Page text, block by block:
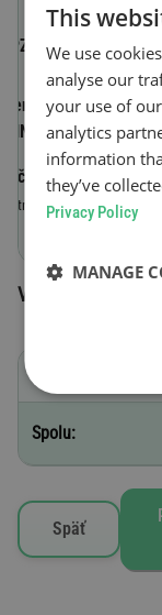
ŠPZ
Identifikačné číslo
(VIN)
Začiatok platnosti
Platná do 23:59 hod. v deň
Vybrané známky
Spolu:
Späť
This
We use
analyse our
your use of
analytics
information
they’ve
Privacy Policy
MANAGE